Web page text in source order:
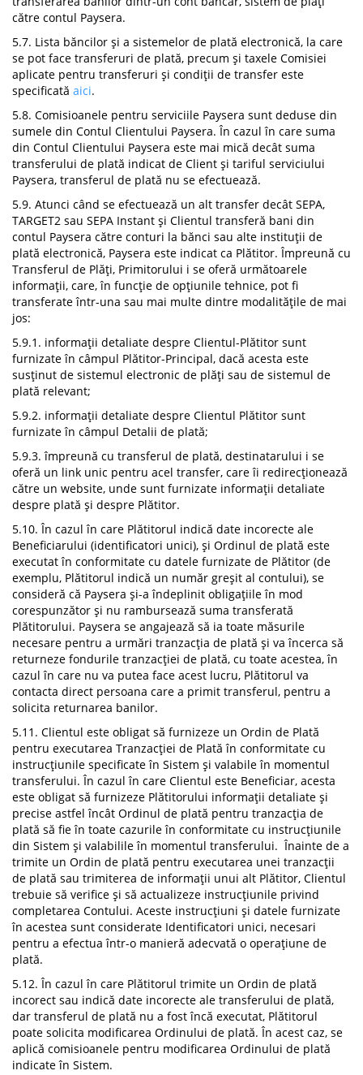
către contul Paysera.
5.7. Lista băncilor și a sistemelor de plată electronică, la care
se pot face transferuri de plată, precum și taxele Comisiei
aplicate pentru transferuri și condiții de transfer este
specificată aici.
5.8. Comisioanele pentru serviciile Paysera sunt deduse din
sumele din Contul Clientului Paysera. În cazul în care suma
din Contul Clientului Paysera este mai mică decât suma
transferului de plată indicat de Client și tariful serviciului
Paysera, transferul de plată nu se efectuează.
5.9. Atunci când se efectuează un alt transfer decât SEPA,
TARGET2 sau SEPA Instant și Clientul transferă bani din
contul Paysera către conturi la bănci sau alte instituții de
plată electronică, Paysera este indicat ca Plătitor. Împreună cu
Transferul de Plăți, Primitorului i se oferă următoarele
informații, care, în funcție de opțiunile tehnice, pot fi
transferate într-una sau mai multe dintre modalitățile de mai
jos:
5.9.1. informații detaliate despre Clientul-Plătitor sunt
furnizate în câmpul Plătitor-Principal, dacă acesta este
susținut de sistemul electronic de plăți sau de sistemul de
plată relevant;
5.9.2. informații detaliate despre Clientul Plătitor sunt
furnizate în câmpul Detalii de plată;
5.9.3. împreună cu transferul de plată, destinatarului i se
oferă un link unic pentru acel transfer, care îi redirecționează
către un website, unde sunt furnizate informații detaliate
despre plată și despre Plătitor.
5.10. În cazul în care Plătitorul indică date incorecte ale
Beneficiarului (identificatori unici), și Ordinul de plată este
executat în conformitate cu datele furnizate de Plătitor (de
exemplu, Plătitorul indică un număr greșit al contului), se
consideră că Paysera și-a îndeplinit obligațiile în mod
corespunzător și nu rambursează suma transferată
Plătitorului. Paysera se angajează să ia toate măsurile
necesare pentru a urmări tranzacția de plată și va încerca să
returneze fondurile tranzacției de plată, cu toate acestea, în
cazul în care nu va putea face acest lucru, Plătitorul va
contacta direct persoana care a primit transferul, pentru a
solicita returnarea banilor.
5.11. Clientul este obligat să furnizeze un Ordin de Plată
pentru executarea Tranzacției de Plată în conformitate cu
instrucțiunile specificate în Sistem și valabile în momentul
transferului. În cazul în care Clientul este Beneficiar, acesta
este obligat să furnizeze Plătitorului informații detaliate și
precise astfel încât Ordinul de plată pentru tranzacția de
plată să fie în toate cazurile în conformitate cu instrucțiunile
din Sistem și valabilile în momentul transferului. Înainte de a
trimite un Ordin de plată pentru executarea unei tranzacții
de plată sau trimiterea de informații unui alt Plătitor, Clientul
trebuie să verifice și să actualizeze instrucțiunile privind
completarea Contului. Aceste instrucțiuni și datele furnizate
în acestea sunt considerate Identificatori unici, necesari
pentru a efectua într-o manieră adecvată o operațiune de
plată.
5.12. În cazul în care Plătitorul trimite un Ordin de plată
incorect sau indică date incorecte ale transferului de plată,
dar transferul de plată nu a fost încă executat, Plătitorul
poate solicita modificarea Ordinului de plată. În acest caz, se
aplică comisioanele pentru modificarea Ordinului de plată
indicate în Sistem.